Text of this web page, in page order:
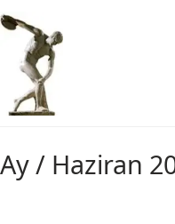
Ay / Haziran